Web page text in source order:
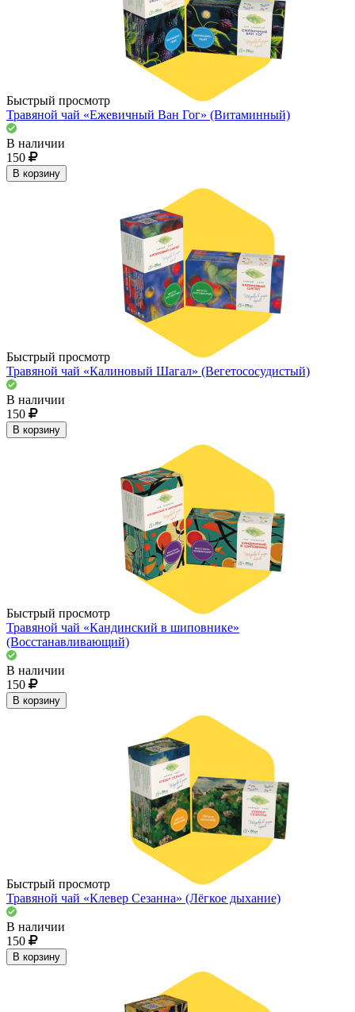
Быстрый просмотр
Травяной чай «Ежевичный Ван Гог» (Витаминный)
В наличии
150
В корзину
Быстрый просмотр
Травяной чай «Калиновый Шагал» (Вегетососудистый)
В наличии
150
В корзину
Быстрый просмотр
Травяной чай «Кандинский в шиповнике»
(Восстанавливающий)
В наличии
150
В корзину
Быстрый просмотр
Травяной чай «Клевер Сезанна» (Лёгкое дыхание)
В наличии
150
В корзину